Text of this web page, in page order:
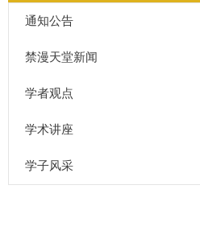
通知公告
禁漫天堂新闻
学者观点
学术讲座
学子风采